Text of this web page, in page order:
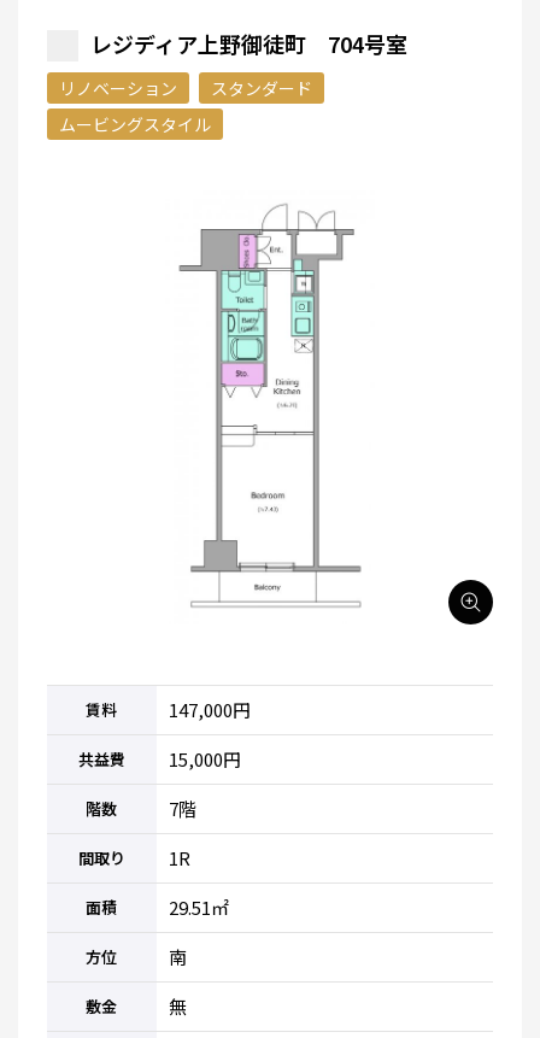
レジディア上野御徒町 704号室
リノベーション
スタンダード
ムービングスタイル
賃料 147,000円
共益費 15,000円
階数 7階
間取り 1R
面積 29.51㎡
方位 南
敷金 無